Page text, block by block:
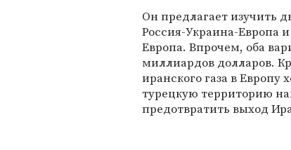
Он предлагает изучить
Россия-Украина-Европа
Европа. Впрочем, оба
миллиардов долларов.
иранского газа в Европу
турецкую территорию
предотвратить выход